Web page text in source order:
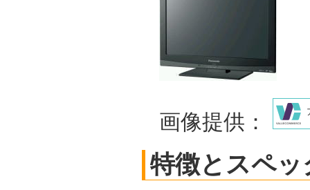
画像提供：
特徴とスペッ